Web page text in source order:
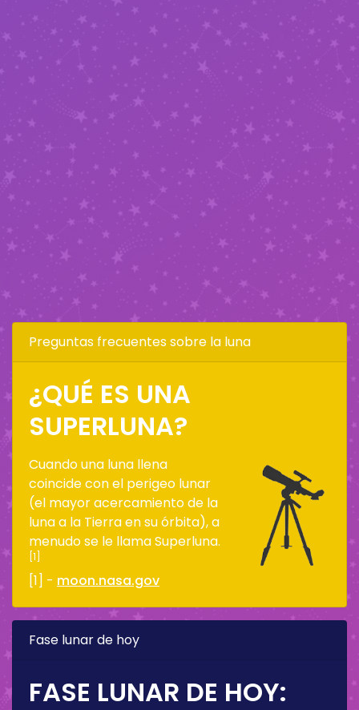
Preguntas frecuentes sobre la luna
¿QUÉ ES UNA
SUPERLUNA?
Cuando una luna llena
coincide con el perigeo lunar
(el mayor acercamiento de la
luna a la Tierra en su órbita), a
menudo se le llama Superluna.
[1]
[1] - moon.nasa.gov
Fase lunar de hoy
FASE LUNAR DE HOY: